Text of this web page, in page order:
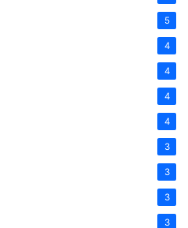
5
4
4
4
4
3
3
3
3